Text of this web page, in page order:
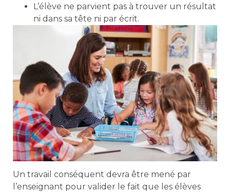
L’élève ne parvient pas à trouver un résultat
ni dans sa tête ni par écrit.
Un travail conséquent devra être mené par
l’enseignant pour valider le fait que les élèves